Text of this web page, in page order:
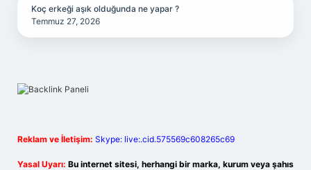
Koç erkeği aşık olduğunda ne yapar ?
Temmuz 27, 2026
Reklam ve İletişim: Skype: live:.cid.575569c608265c69
Yasal Uyarı: Bu internet sitesi, herhangi bir marka, kurum veya şahıs